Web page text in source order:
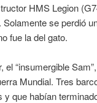
HMS Legion
se perdió
fue la del gato.
“insumergible
Mundial. Tres
que habían